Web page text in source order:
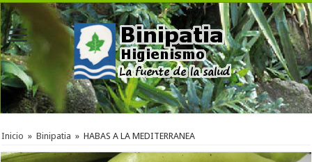
Inicio » Binipatia » HABAS A LA MEDITERRANEA